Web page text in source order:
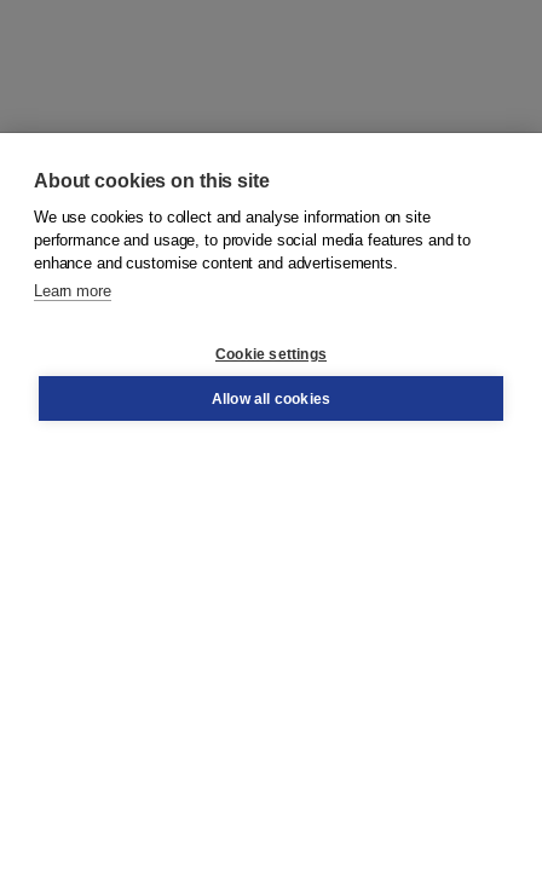
© 2026Koninklijke Boom uitgevers
Order
About cookies on this site
We use cookies to collect and analyse information on site
performance and usage, to provide social media features and to
enhance and customise content and advertisements.
Learn more
Cookie settings
Allow all cookies